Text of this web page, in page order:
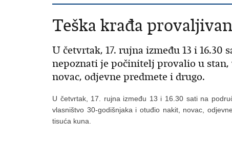
Teška krađa
U četvrtak, 17. rujna između 13 i 16.30
nepoznati je počinitelj provalio u
novac, odjevne predmete i drugo.
U četvrtak, 17. rujna između 13 i 16.30 sati na
vlasništvo 30-godišnjaka i otuđio nakit, novac,
tisuća kuna.